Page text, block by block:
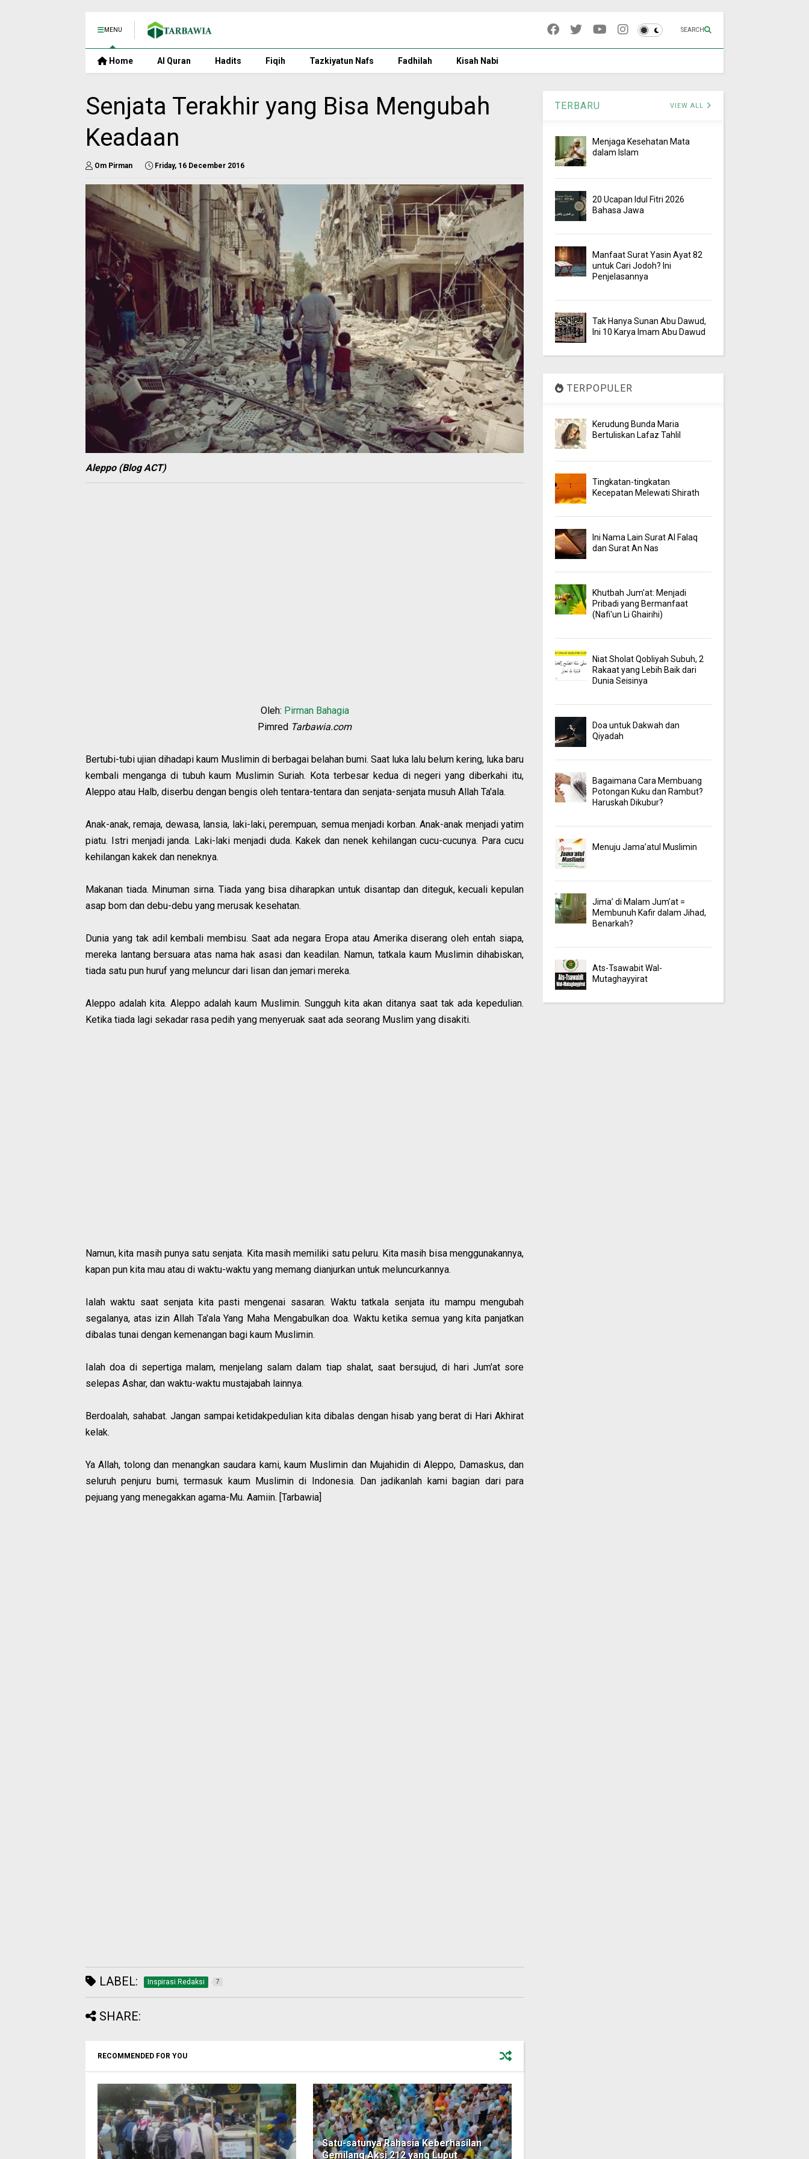
MENU SEARCH
Home Al Quran Hadits Fiqih Tazkiyatun Nafs Fadhilah Kisah Nabi
Senjata Terakhir yang Bisa Mengubah
Keadaan
Om Pirman Friday, 16 December 2016
Aleppo (Blog ACT)
Oleh: Pirman Bahagia
Pimred Tarbawia.com
Bertubi-tubi ujian dihadapi kaum Muslimin di berbagai belahan bumi. Saat luka lalu belum kering, luka baru
kembali menganga di tubuh kaum Muslimin Suriah. Kota terbesar kedua di negeri yang diberkahi itu,
Aleppo atau Halb, diserbu dengan bengis oleh tentara-tentara dan senjata-senjata musuh Allah Ta'ala.
Anak-anak, remaja, dewasa, lansia, laki-laki, perempuan, semua menjadi korban. Anak-anak menjadi yatim
piatu. Istri menjadi janda. Laki-laki menjadi duda. Kakek dan nenek kehilangan cucu-cucunya. Para cucu
kehilangan kakek dan neneknya.
Makanan tiada. Minuman sirna. Tiada yang bisa diharapkan untuk disantap dan diteguk, kecuali kepulan
asap bom dan debu-debu yang merusak kesehatan.
Dunia yang tak adil kembali membisu. Saat ada negara Eropa atau Amerika diserang oleh entah siapa,
mereka lantang bersuara atas nama hak asasi dan keadilan. Namun, tatkala kaum Muslimin dihabiskan,
tiada satu pun huruf yang meluncur dari lisan dan jemari mereka.
Aleppo adalah kita. Aleppo adalah kaum Muslimin. Sungguh kita akan ditanya saat tak ada kepedulian.
Ketika tiada lagi sekadar rasa pedih yang menyeruak saat ada seorang Muslim yang disakiti.
Namun, kita masih punya satu senjata. Kita masih memiliki satu peluru. Kita masih bisa menggunakannya,
kapan pun kita mau atau di waktu-waktu yang memang dianjurkan untuk meluncurkannya.
Ialah waktu saat senjata kita pasti mengenai sasaran. Waktu tatkala senjata itu mampu mengubah
segalanya, atas izin Allah Ta'ala Yang Maha Mengabulkan doa. Waktu ketika semua yang kita panjatkan
dibalas tunai dengan kemenangan bagi kaum Muslimin.
Ialah doa di sepertiga malam, menjelang salam dalam tiap shalat, saat bersujud, di hari Jum'at sore
selepas Ashar, dan waktu-waktu mustajabah lainnya.
Berdoalah, sahabat. Jangan sampai ketidakpedulian kita dibalas dengan hisab yang berat di Hari Akhirat
kelak.
Ya Allah, tolong dan menangkan saudara kami, kaum Muslimin dan Mujahidin di Aleppo, Damaskus, dan
seluruh penjuru bumi, termasuk kaum Muslimin di Indonesia. Dan jadikanlah kami bagian dari para
pejuang yang menegakkan agama-Mu. Aamiin. [Tarbawia]
LABEL: Inspirasi Redaksi 7
SHARE:
RECOMMENDED FOR YOU
Satu-satunya Rahasia Keberhasilan
Gemilang Aksi 212 yang Luput
TERBARU VIEW ALL
Menjaga Kesehatan Mata
dalam Islam
20 Ucapan Idul Fitri 2026
Bahasa Jawa
Manfaat Surat Yasin Ayat 82
untuk Cari Jodoh? Ini
Penjelasannya
Tak Hanya Sunan Abu Dawud,
Ini 10 Karya Imam Abu Dawud
TERPOPULER
Kerudung Bunda Maria
Bertuliskan Lafaz Tahlil
Tingkatan-tingkatan
Kecepatan Melewati Shirath
Ini Nama Lain Surat Al Falaq
dan Surat An Nas
Khutbah Jum'at: Menjadi
Pribadi yang Bermanfaat
(Nafi'un Li Ghairihi)
Niat Sholat Qobliyah Subuh, 2
Rakaat yang Lebih Baik dari
Dunia Seisinya
Doa untuk Dakwah dan
Qiyadah
Bagaimana Cara Membuang
Potongan Kuku dan Rambut?
Haruskah Dikubur?
Menuju Jama’atul Muslimin
Jima’ di Malam Jum’at =
Membunuh Kafir dalam Jihad,
Benarkah?
Ats-Tsawabit Wal-
Mutaghayyirat